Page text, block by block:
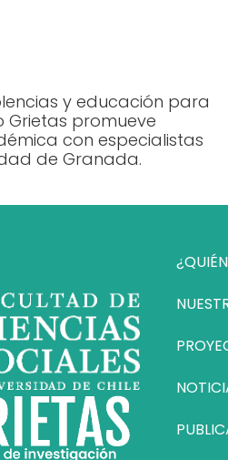
y educación para
Grietas promueve
con especialistas
de Granada.